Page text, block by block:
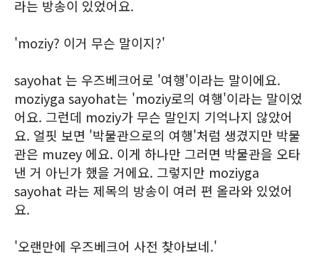
라는 방송이 있었어요.
'moziy? 이거 무슨 말이지?'
sayohat 는 우즈베크어로 '여행'이라는 말이에요.
moziyga sayohat는 'moziy로의 여행'이라는 말이었
어요. 그런데 moziy가 무슨 말인지 기억나지 않았어
요. 얼핏 보면 '박물관으로의 여행'처럼 생겼지만 박물
관은 muzey 에요. 이게 하나만 그러면 박물관을 오타
낸 거 아닌가 했을 거에요. 그렇지만 moziyga
sayohat 라는 제목의 방송이 여러 편 올라와 있었어
요.
'오랜만에 우즈베크어 사전 찾아보네.'